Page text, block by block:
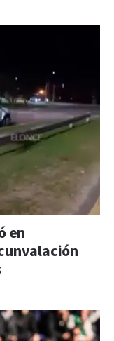
en